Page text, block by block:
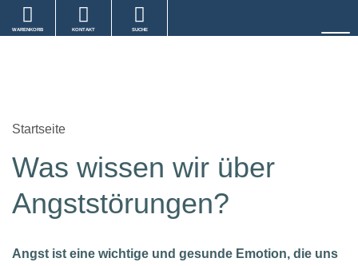
WARENKORB KONTAKT SUCHE
Startseite
Was wissen wir über
Angststörungen?
Angst ist eine wichtige und gesunde Emotion, die uns